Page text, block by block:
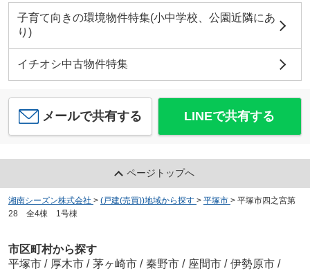
子育て向きの環境物件特集(小中学校、公園近隣にあ
り)
イチオシ中古物件特集
メールで共有する LINEで共有する
ページトップへ
湘南シーズン株式会社 > (戸建(売買))地域から探す > 平塚市 > 平塚市四之宮第
28 全4棟 1号棟
市区町村から探す
平塚市 / 厚木市 / 茅ヶ崎市 / 秦野市 / 座間市 / 伊勢原市 /